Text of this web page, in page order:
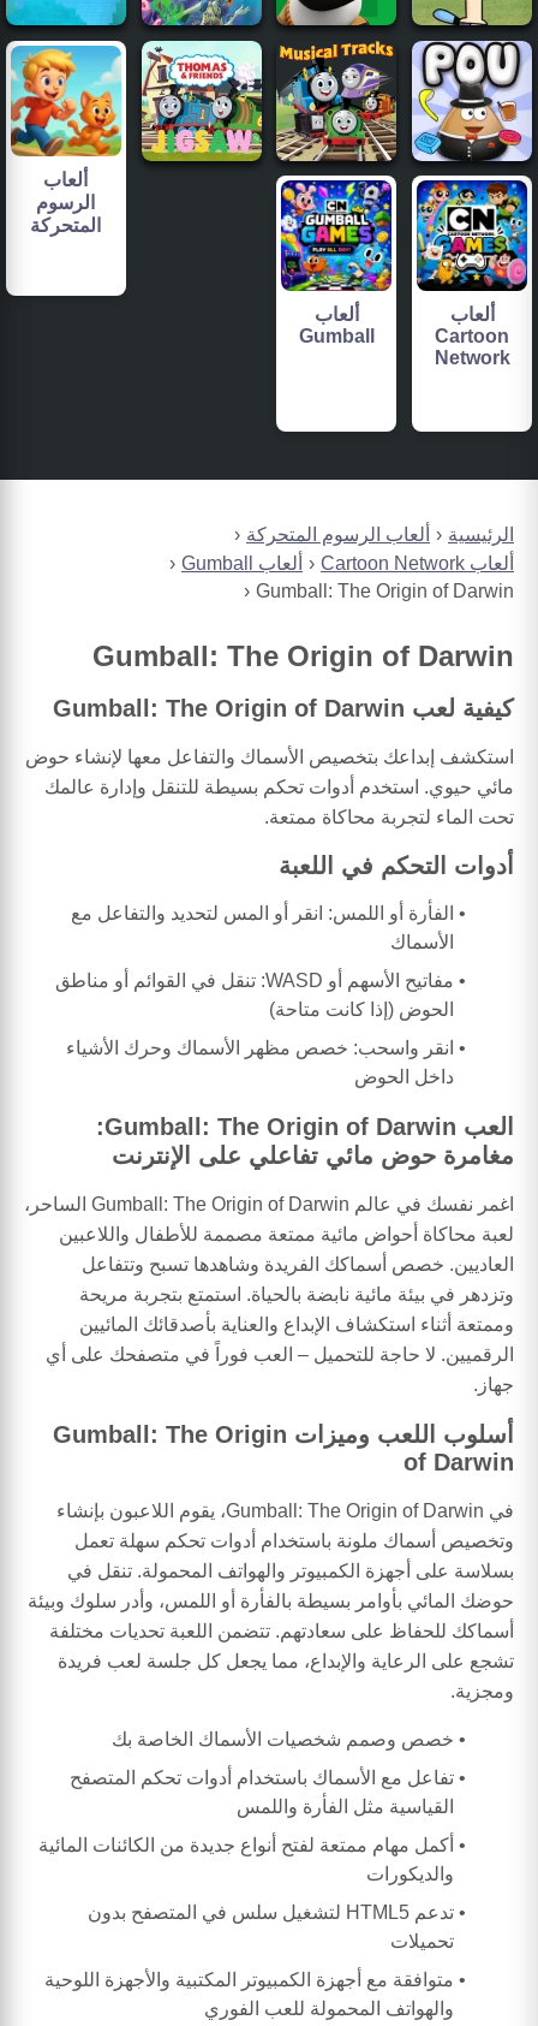
الرئيسية
ألعاب الرسوم المتحركة
ألعاب Cartoon Network
ألعاب Gumball
Gumball: The Origin of Darwin
Gumball: The Origin of Darwin
كيفية لعب Gumball: The Origin of Darwin
استكشف إبداعك بتخصيص الأسماك والتفاعل معها لإنشاء حوض
مائي حيوي. استخدم أدوات تحكم بسيطة للتنقل وإدارة عالمك
تحت الماء لتجربة محاكاة ممتعة.
أدوات التحكم في اللعبة
الفأرة أو اللمس: انقر أو المس لتحديد والتفاعل مع
الأسماك
مفاتيح الأسهم أو WASD: تنقل في القوائم أو مناطق
الحوض (إذا كانت متاحة)
انقر واسحب: خصص مظهر الأسماك وحرك الأشياء
داخل الحوض
العب Gumball: The Origin of Darwin:
مغامرة حوض مائي تفاعلي على الإنترنت
اغمر نفسك في عالم Gumball: The Origin of Darwin الساحر،
لعبة محاكاة أحواض مائية ممتعة مصممة للأطفال واللاعبين
العاديين. خصص أسماكك الفريدة وشاهدها تسبح وتتفاعل
وتزدهر في بيئة مائية نابضة بالحياة. استمتع بتجربة مريحة
وممتعة أثناء استكشاف الإبداع والعناية بأصدقائك المائيين
الرقميين. لا حاجة للتحميل – العب فوراً في متصفحك على أي
جهاز.
أسلوب اللعب وميزات Gumball: The Origin
of Darwin
في Gumball: The Origin of Darwin، يقوم اللاعبون بإنشاء
وتخصيص أسماك ملونة باستخدام أدوات تحكم سهلة تعمل
بسلاسة على أجهزة الكمبيوتر والهواتف المحمولة. تنقل في
حوضك المائي بأوامر بسيطة بالفأرة أو اللمس، وأدر سلوك وبيئة
أسماكك للحفاظ على سعادتهم. تتضمن اللعبة تحديات مختلفة
تشجع على الرعاية والإبداع، مما يجعل كل جلسة لعب فريدة
ومجزية.
خصص وصمم شخصيات الأسماك الخاصة بك
تفاعل مع الأسماك باستخدام أدوات تحكم المتصفح
القياسية مثل الفأرة واللمس
أكمل مهام ممتعة لفتح أنواع جديدة من الكائنات المائية
والديكورات
تدعم HTML5 لتشغيل سلس في المتصفح بدون
تحميلات
متوافقة مع أجهزة الكمبيوتر المكتبية والأجهزة اللوحية
والهواتف المحمولة للعب الفوري
ألعاب
الرسوم
المتحركة
ألعاب
Cartoon
Network
ألعاب
Gumball